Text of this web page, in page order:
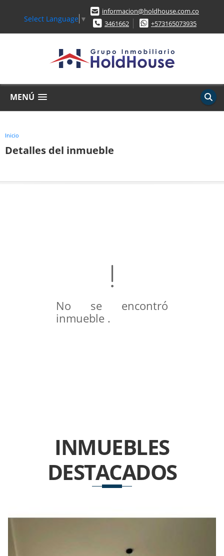
Select Language ▼
informacion@holdhouse.com.co
3461662
+573165073935
MENÚ
Inicio
Detalles del inmueble
No se encontró
inmueble .
INMUEBLES
DESTACADOS